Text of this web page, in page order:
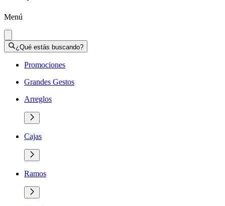
Menú
¿Qué estás buscando?
Promociones
Grandes Gestos
Arreglos
Cajas
Ramos